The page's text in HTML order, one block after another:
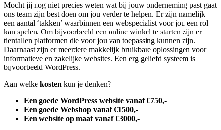
Mocht jij nog niet precies weten wat bij jouw onderneming past gaat
ons team zijn best doen om jou verder te helpen. Er zijn namelijk
een aantal ‘takken’ waarbinnen een webspecialist voor jou een rol
kan spelen. Om bijvoorbeeld een online winkel te starten zijn er
tientallen platformen die voor jou van toepassing kunnen zijn.
Daarnaast zijn er meerdere makkelijk bruikbare oplossingen voor
informatieve en zakelijke websites. Een erg geliefd systeem is
bijvoorbeeld WordPress.
Aan welke kosten kun je denken?
Een goede WordPress website vanaf €750,-
Een goede Webshop vanaf €1500,-
Een website op maat vanaf €3000,-